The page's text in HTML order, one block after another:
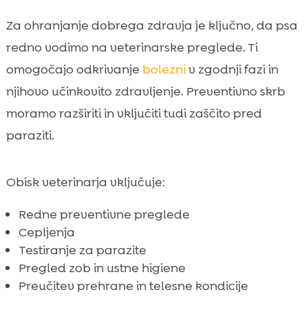
Za ohranjanje dobrega zdravja je ključno, da psa
redno vodimo na veterinarske preglede. Ti
omogočajo odkrivanje bolezniv zgodnji fazi in
njihovo učinkovito zdravljenje. Preventivno skrb
moramo razširiti in vključiti tudi zaščito pred
paraziti.
Obisk veterinarja vključuje:
Redne preventivne preglede
Cepljenja
Testiranje za parazite
Pregled zob in ustne higiene
Preučitev prehrane in telesne kondicije